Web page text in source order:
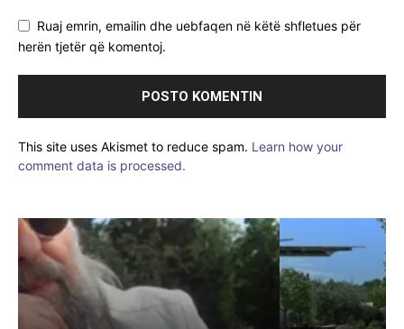
Ruaj emrin, emailin dhe uebfaqen në këtë shfletues për
herën tjetër që komentoj.
This site uses Akismet to reduce spam. Learn how your
comment data is processed.